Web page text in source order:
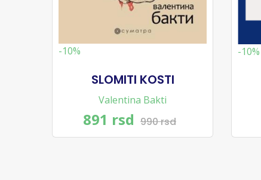
-10%
SLOMITI KOSTI
Valentina Bakti
891 rsd 990 rsd
-10%